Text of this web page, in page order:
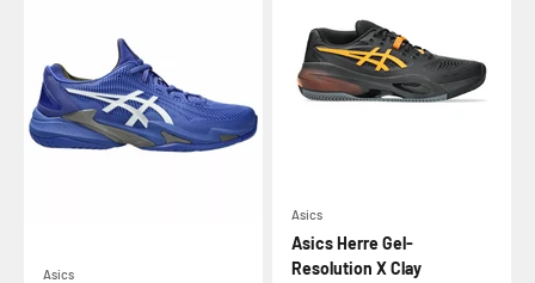
Asics
Asics
Asics Herre Gel-
Resolution X Clay